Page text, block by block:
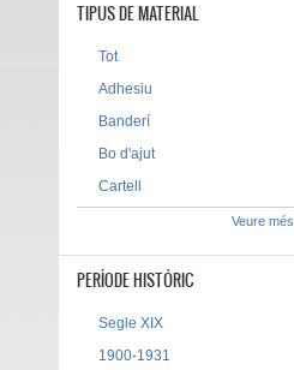
TIPUS DE MATERIAL
Tot
Adhesiu
Banderí
Bo d'ajut
Cartell
Veure més
PERÍODE HISTÒRIC
Segle XIX
1900-1931